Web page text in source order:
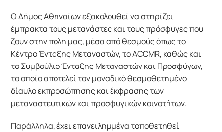
Ο Δήμος Αθηναίων εξακολουθεί να στηρίζει
έμπρακτα τους μετανάστες και τους πρόσφυγες που
ζουν στην πόλη μας, μέσα από θεσμούς όπως το
Κέντρο Ένταξης Μεταναστών, το ACCMR, καθώς και
το Συμβούλιο Ένταξης Μεταναστών και Προσφύγων,
το οποίο αποτελεί τον μοναδικό θεσμοθετημένο
δίαυλο εκπροσώπησης και έκφρασης των
μεταναστευτικών και προσφυγικών κοινοτήτων.
Παράλληλα, έχει επανειλημμένα τοποθετηθεί